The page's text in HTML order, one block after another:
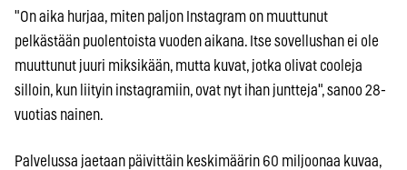
"On aika hurjaa, miten paljon Instagram on muuttunut
pelkästään puolentoista vuoden aikana. Itse sovellushan ei ole
muuttunut juuri miksikään, mutta kuvat, jotka olivat cooleja
silloin, kun liityin instagramiin, ovat nyt ihan juntteja", sanoo 28-
vuotias nainen.
Palvelussa jaetaan päivittäin keskimäärin 60 miljoonaa kuvaa,